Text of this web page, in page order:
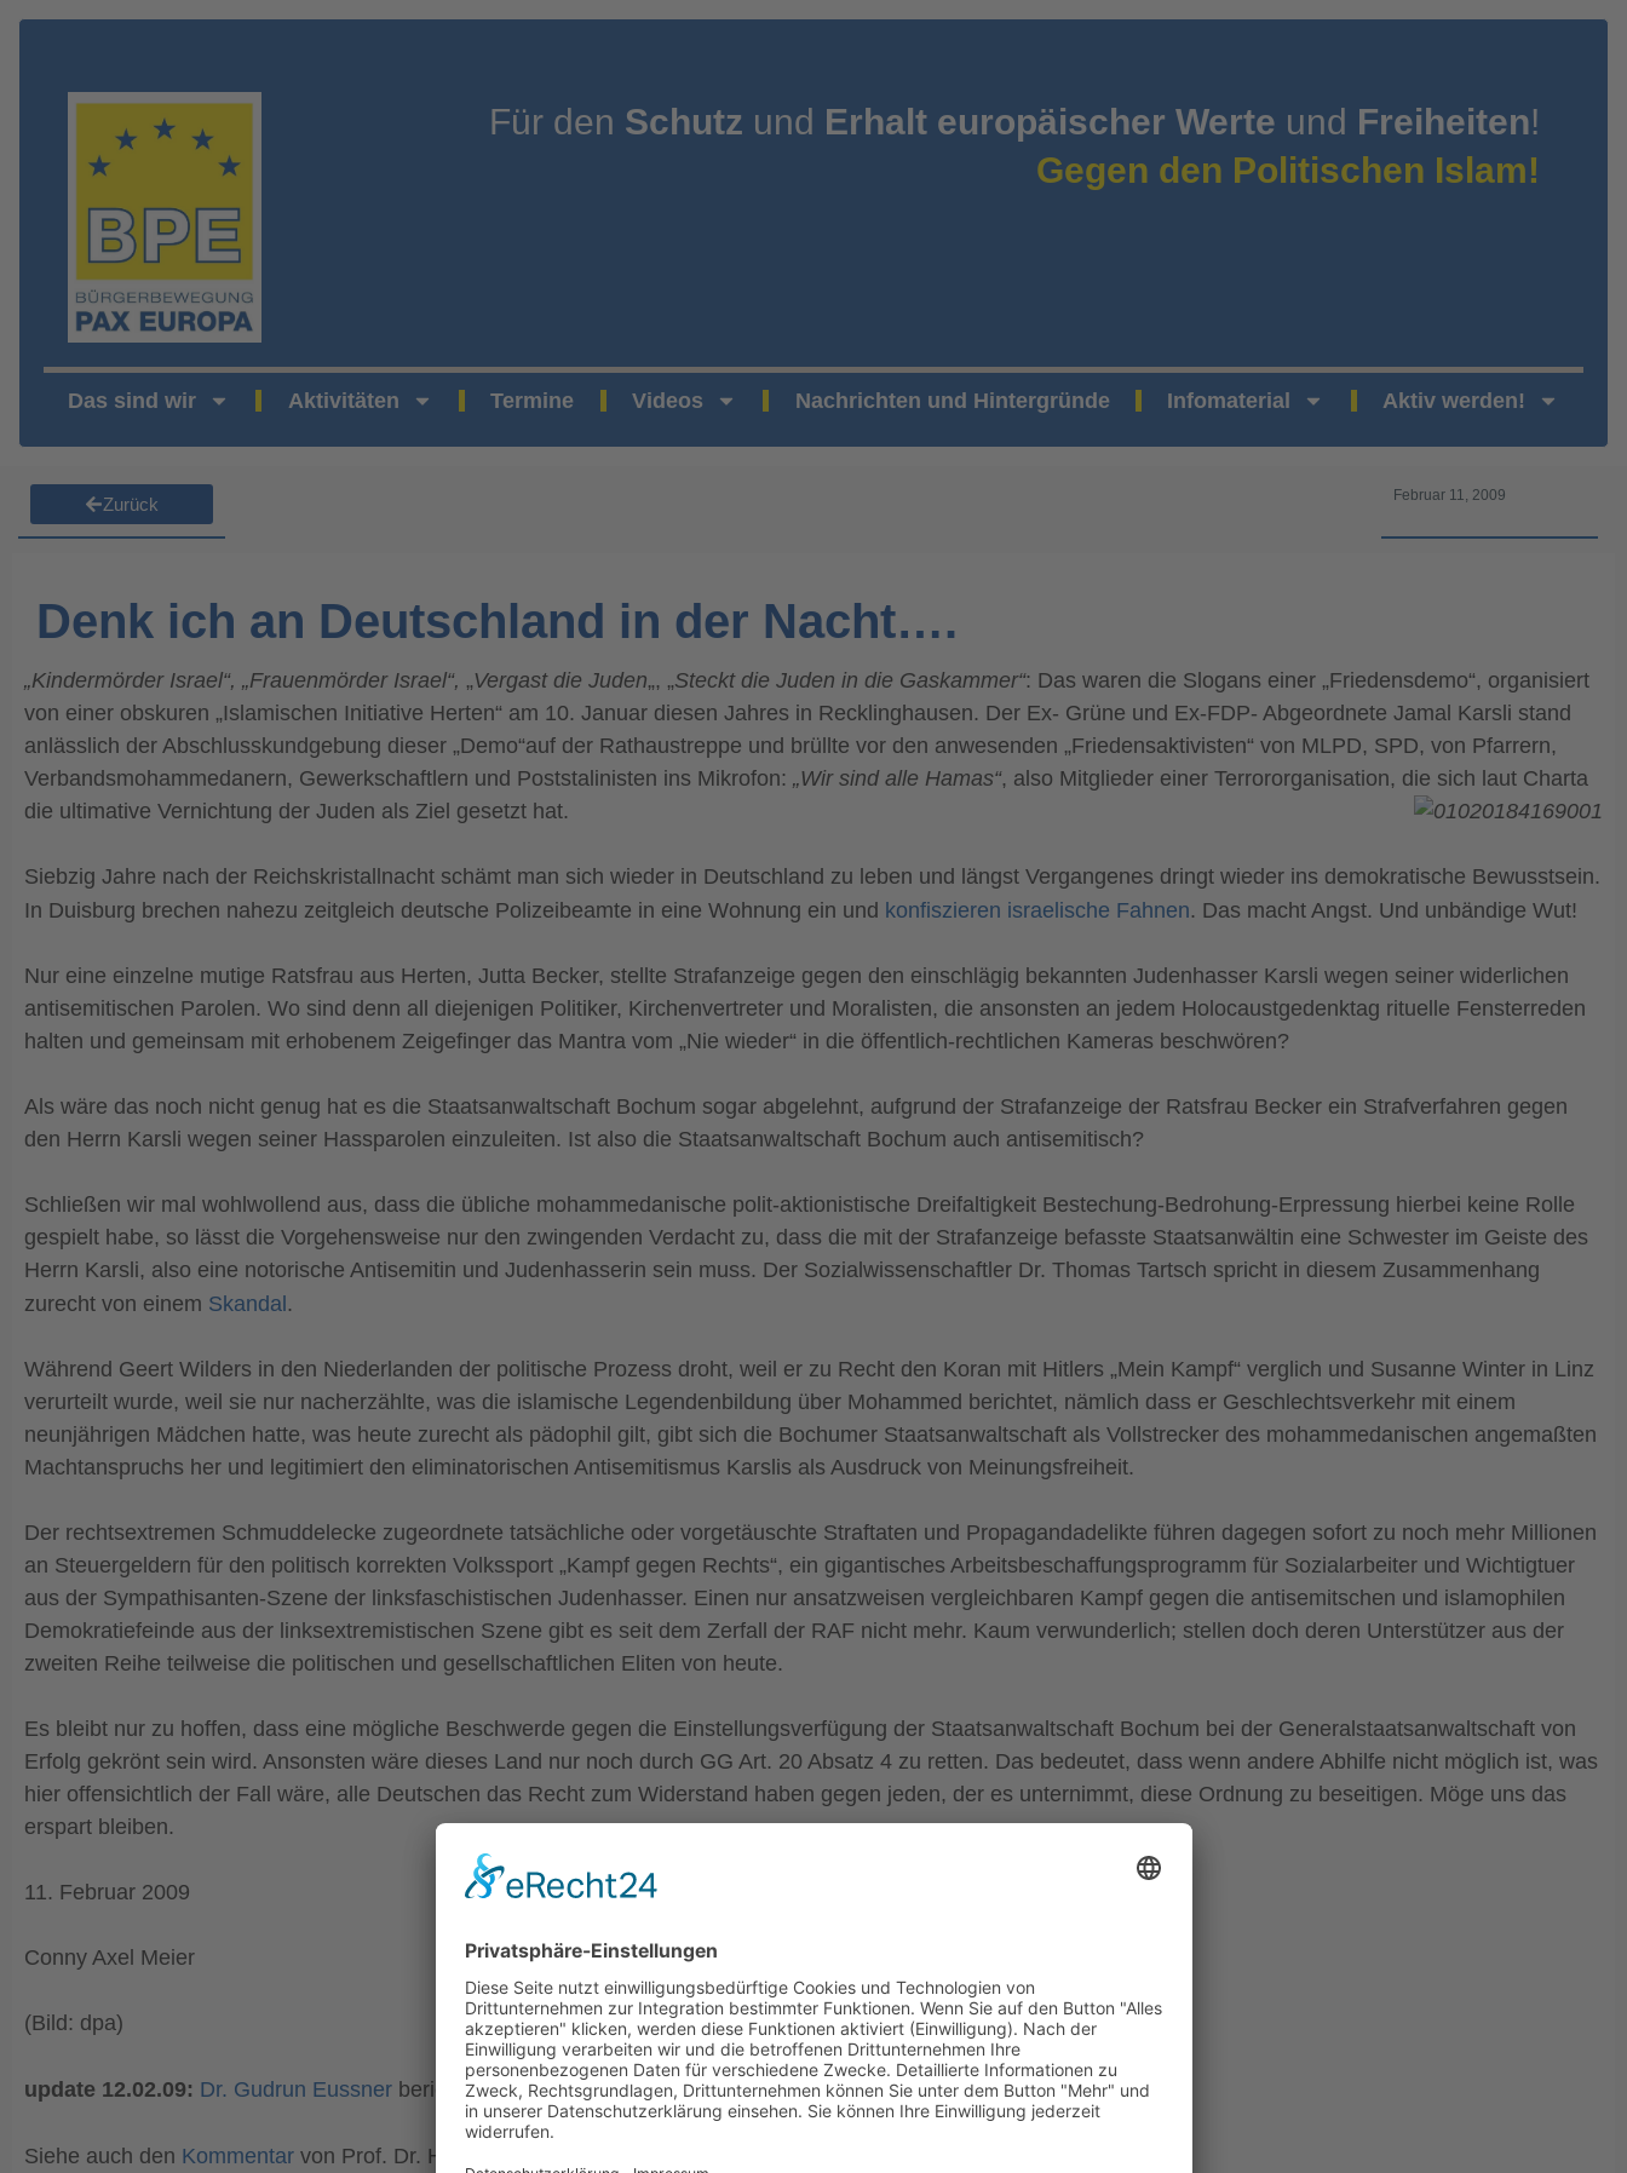
Für den Schutz und Erhalt europäischer Werte und Freiheiten!
Gegen den Politischen Islam!
Das sind wir Aktivitäten Termine Videos Nachrichten und Hintergründe Infomaterial Aktiv werden!
Zurück Februar 11, 2009
Denk ich an Deutschland in der Nacht….
„Kindermörder Israel“, „Frauenmörder Israel“, „Vergast die Juden„, „Steckt die Juden in die Gaskammer“: Das waren die Slogans einer „Friedensdemo“, organisiert
von einer obskuren „Islamischen Initiative Herten“ am 10. Januar diesen Jahres in Recklinghausen. Der Ex- Grüne und Ex-FDP- Abgeordnete Jamal Karsli stand
anlässlich der Abschlusskundgebung dieser „Demo“auf der Rathaustreppe und brüllte vor den anwesenden „Friedensaktivisten“ von MLPD, SPD, von Pfarrern,
Verbandsmohammedanern, Gewerkschaftlern und Poststalinisten ins Mikrofon: „Wir sind alle Hamas“, also Mitglieder einer Terrororganisation, die sich laut Charta
die ultimative Vernichtung der Juden als Ziel gesetzt hat.
Siebzig Jahre nach der Reichskristallnacht schämt man sich wieder in Deutschland zu leben und längst Vergangenes dringt wieder ins demokratische Bewusstsein.
In Duisburg brechen nahezu zeitgleich deutsche Polizeibeamte in eine Wohnung ein und konfiszieren israelische Fahnen. Das macht Angst. Und unbändige Wut!
Nur eine einzelne mutige Ratsfrau aus Herten, Jutta Becker, stellte Strafanzeige gegen den einschlägig bekannten Judenhasser Karsli wegen seiner widerlichen
antisemitischen Parolen. Wo sind denn all diejenigen Politiker, Kirchenvertreter und Moralisten, die ansonsten an jedem Holocaustgedenktag rituelle Fensterreden
halten und gemeinsam mit erhobenem Zeigefinger das Mantra vom „Nie wieder“ in die öffentlich-rechtlichen Kameras beschwören?
Als wäre das noch nicht genug hat es die Staatsanwaltschaft Bochum sogar abgelehnt, aufgrund der Strafanzeige der Ratsfrau Becker ein Strafverfahren gegen
den Herrn Karsli wegen seiner Hassparolen einzuleiten. Ist also die Staatsanwaltschaft Bochum auch antisemitisch?
Schließen wir mal wohlwollend aus, dass die übliche mohammedanische polit-aktionistische Dreifaltigkeit Bestechung-Bedrohung-Erpressung hierbei keine Rolle
gespielt habe, so lässt die Vorgehensweise nur den zwingenden Verdacht zu, dass die mit der Strafanzeige befasste Staatsanwältin eine Schwester im Geiste des
Herrn Karsli, also eine notorische Antisemitin und Judenhasserin sein muss. Der Sozialwissenschaftler Dr. Thomas Tartsch spricht in diesem Zusammenhang
zurecht von einem Skandal.
Während Geert Wilders in den Niederlanden der politische Prozess droht, weil er zu Recht den Koran mit Hitlers „Mein Kampf“ verglich und Susanne Winter in Linz
verurteilt wurde, weil sie nur nacherzählte, was die islamische Legendenbildung über Mohammed berichtet, nämlich dass er Geschlechtsverkehr mit einem
neunjährigen Mädchen hatte, was heute zurecht als pädophil gilt, gibt sich die Bochumer Staatsanwaltschaft als Vollstrecker des mohammedanischen angemaßten
Machtanspruchs her und legitimiert den eliminatorischen Antisemitismus Karslis als Ausdruck von Meinungsfreiheit.
Der rechtsextremen Schmuddelecke zugeordnete tatsächliche oder vorgetäuschte Straftaten und Propagandadelikte führen dagegen sofort zu noch mehr Millionen
an Steuergeldern für den politisch korrekten Volkssport „Kampf gegen Rechts“, ein gigantisches Arbeitsbeschaffungsprogramm für Sozialarbeiter und Wichtigtuer
aus der Sympathisanten-Szene der linksfaschistischen Judenhasser. Einen nur ansatzweisen vergleichbaren Kampf gegen die antisemitschen und islamophilen
Demokratiefeinde aus der linksextremistischen Szene gibt es seit dem Zerfall der RAF nicht mehr. Kaum verwunderlich; stellen doch deren Unterstützer aus der
zweiten Reihe teilweise die politischen und gesellschaftlichen Eliten von heute.
Es bleibt nur zu hoffen, dass eine mögliche Beschwerde gegen die Einstellungsverfügung der Staatsanwaltschaft Bochum bei der Generalstaatsanwaltschaft von
Erfolg gekrönt sein wird. Ansonsten wäre dieses Land nur noch durch GG Art. 20 Absatz 4 zu retten. Das bedeutet, dass wenn andere Abhilfe nicht möglich ist, was
hier offensichtlich der Fall wäre, alle Deutschen das Recht zum Widerstand haben gegen jeden, der es unternimmt, diese Ordnung zu beseitigen. Möge uns das
erspart bleiben.
11. Februar 2009
Conny Axel Meier
(Bild: dpa)
update 12.02.09: Dr. Gudrun Eussner berichtet über ihre eigenen Erfahrungen mit der „Dame“:Frau Wenzels Gewerbe.
Siehe auch den Kommentar von Prof. Dr. Heinz Gess /Bielefeld (